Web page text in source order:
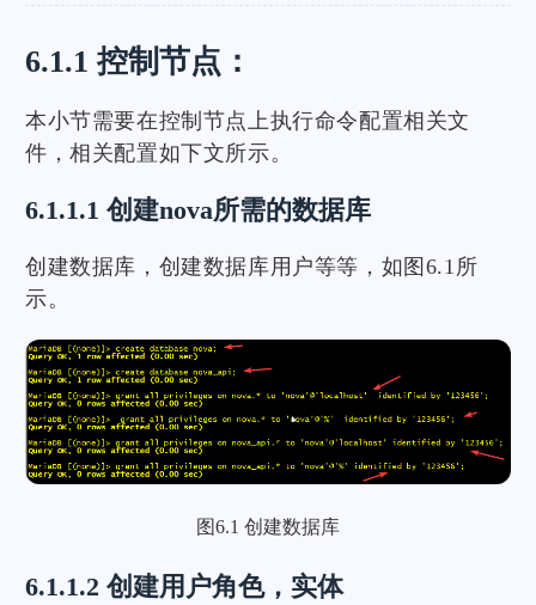
6.1.1 控制节点：
本小节需要在控制节点上执行命令配置相关文
件，相关配置如下文所示。
6.1.1.1 创建nova所需的数据库
创建数据库，创建数据库用户等等，如图6.1所
示。
图6.1 创建数据库
6.1.1.2 创建用户角色，实体